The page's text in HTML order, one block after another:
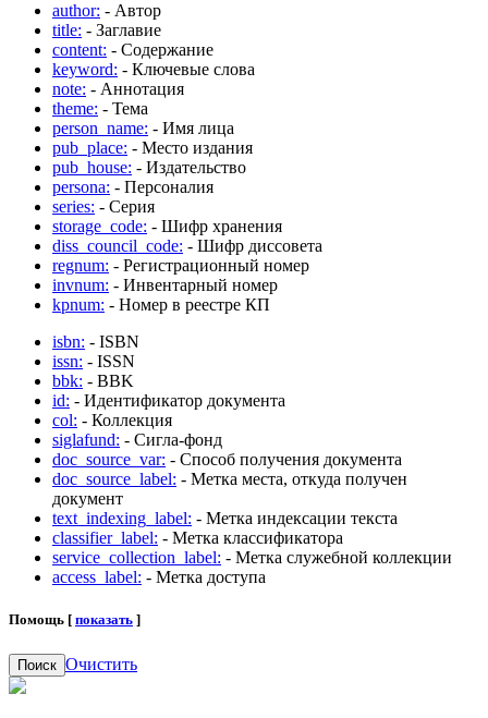
author: - Автор
title: - Заглавие
content: - Содержание
keyword: - Ключевые слова
note: - Аннотация
theme: - Тема
person_name: - Имя лица
pub_place: - Место издания
pub_house: - Издательство
persona: - Персоналия
series: - Серия
storage_code: - Шифр хранения
diss_council_code: - Шифр диссовета
regnum: - Регистрационный номер
invnum: - Инвентарный номер
kpnum: - Номер в реестре КП
isbn: - ISBN
issn: - ISSN
bbk: - BBK
id: - Идентификатор документа
col: - Коллекция
siglafund: - Сигла-фонд
doc_source_var: - Способ получения документа
doc_source_label: - Метка места, откуда получен
документ
text_indexing_label: - Метка индексации текста
classifier_label: - Метка классификатора
service_collection_label: - Метка служебной коллекции
access_label: - Метка доступа
Помощь [ показать ]
Поиск Очистить